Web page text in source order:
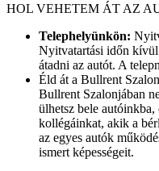
HOL VEHETEM ÁT AZ
Telephelyünkön:
Nyitvatartási időn
átadni az autót. A
Éld át a Bullrent
Bullrent Szalonjában
ülhetsz bele
kollégáinkat, akik a
az egyes autók
ismert képességeit.